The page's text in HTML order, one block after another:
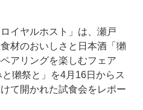
イヤルホスト」は、瀬戸
材のおいしさと日本酒「獺
アリングを楽しむフェア
と獺祭と」を4月16日からス
て開かれた試食会をレポー